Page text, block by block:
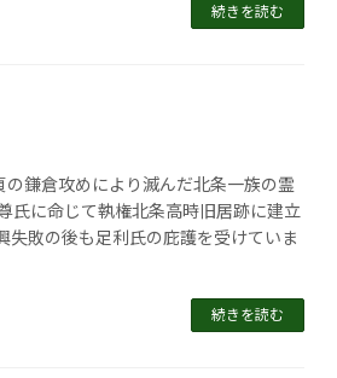
続きを読む
鎌倉攻めにより滅んだ北条一族の霊
氏に命じて執権北条高時旧居跡に建立
失敗の後も足利氏の庇護を受けていま
続きを読む